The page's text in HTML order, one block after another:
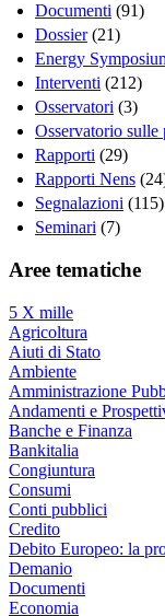
Documenti (91)
Dossier (21)
Energy
Interventi (212)
Osservatori (3)
Osservatorio
Rapporti (29)
Rapporti Nens
Segnalazioni (115)
Seminari (7)
Aree tematiche
5 X mille
Agricoltura
Aiuti di Stato
Ambiente
Amministrazione
Andamenti e
Banche e Finanza
Bankitalia
Congiuntura
Consumi
Conti pubblici
Credito
Debito Europeo: la
Demanio
Documenti
Economia